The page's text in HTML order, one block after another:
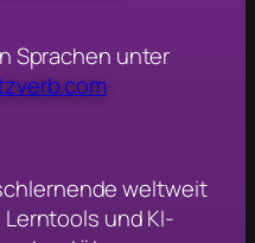
Sprachen unter
weltweit
und KI-